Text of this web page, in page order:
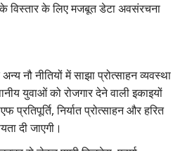
विस्तार के लिए मजबूत डेटा अवसंरचना
नौ नीतियों में साझा प्रोत्साहन व्यवस्था
युवाओं को रोजगार देने वाली इकाइयों
प्रतिपूर्ति,निर्यात प्रोत्साहन और हरित
दी जाएगी।